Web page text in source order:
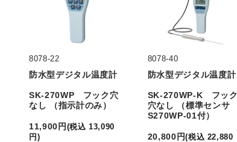
8078-22
防水型デジタル温度計
SK-270WP フック穴
なし （指示計のみ）
11,900 円 (税込 13,090
円 )
8078-40
防水型デジタル温度計
SK-270WP-K フック
穴なし （標準センサ
S270WP-01付）
20,800 円(税込 22,880